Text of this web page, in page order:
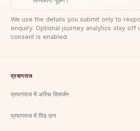
We use the details you submit only to
enquiry. Optional journey analytics stay off
consent is enabled.
प्रयागराज
प्रयागराज में अस्थि विसर्जन
प्रयागराज में पिंड दान